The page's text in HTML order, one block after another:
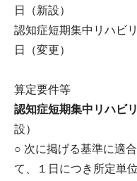
日（新設）
認知症短期集中リハビ
日（変更）
算定要件等
認知症短期集中リハビ
設）
○ 次に掲げる基準に適
て、１日につき所定単